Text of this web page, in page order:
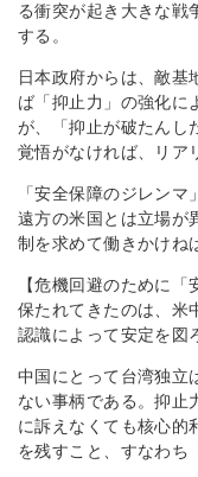
る衝突が起き大きな戦
する。
日本政府からは、敵基
ば「抑止力」の強化に
が、「抑止が破たんし
覚悟がなければ、リア
「安全保障のジレン
遠方の米国とは立場が
制を求めて働きかけね
【危機回避のために
保たれてきたのは、米
認識によって安定を図
中国にとって台湾独立
ない事柄である。抑止
に訴えなくても核心的
を残すこと、すなわち